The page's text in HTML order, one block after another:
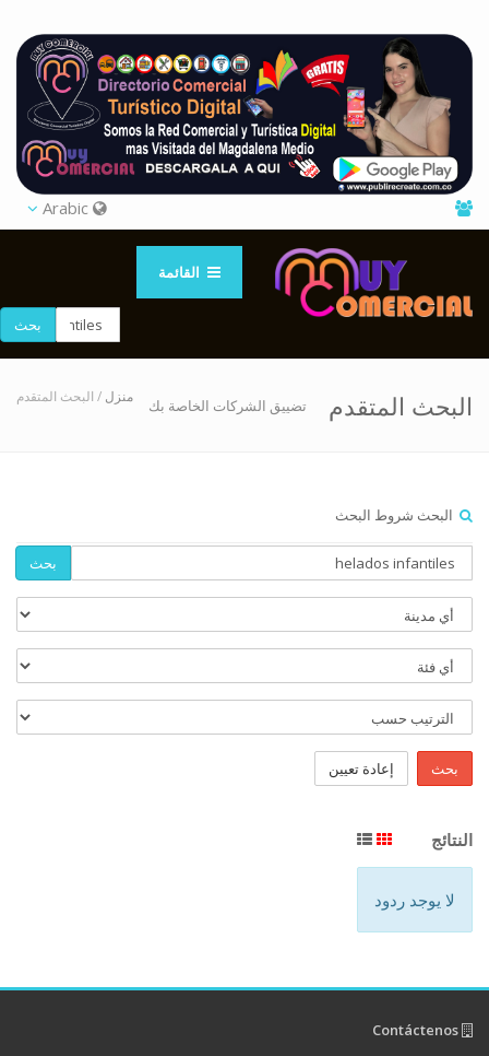
القائمة
بحث
البحث المتقدم تضييق الشركات الخاصة بك منزل / البحث المتقدم
البحث شروط البحث
بحث
بحث إعادة تعيين
النتائج
لا يوجد ردود